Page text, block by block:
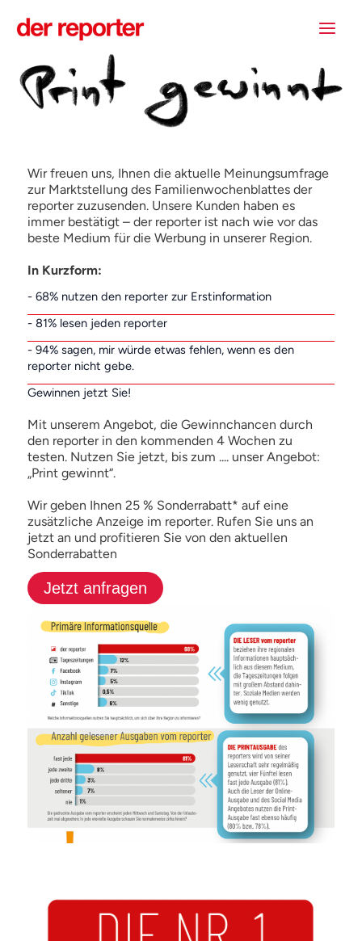
Inhalt
springen
Wir freuen uns, Ihnen die aktuelle Meinungsumfrage
zur Marktstellung des Familienwochenblattes der
reporter zuzusenden. Unsere Kunden haben es
immer bestätigt – der reporter ist nach wie vor das
beste Medium für die Werbung in unserer Region.
In Kurzform:
- 68% nutzen den reporter zur Erstinformation
- 81% lesen jeden reporter
- 94% sagen, mir würde etwas fehlen, wenn es den
reporter nicht gebe.
Gewinnen jetzt Sie!
Mit unserem Angebot, die Gewinnchancen durch
den reporter in den kommenden 4 Wochen zu
testen. Nutzen Sie jetzt, bis zum .... unser Angebot:
„Print gewinnt“.
Wir geben Ihnen 25 % Sonderrabatt* auf eine
zusätzliche Anzeige im reporter. Rufen Sie uns an
jetzt an und profitieren Sie von den aktuellen
Sonderrabatten
Jetzt anfragen